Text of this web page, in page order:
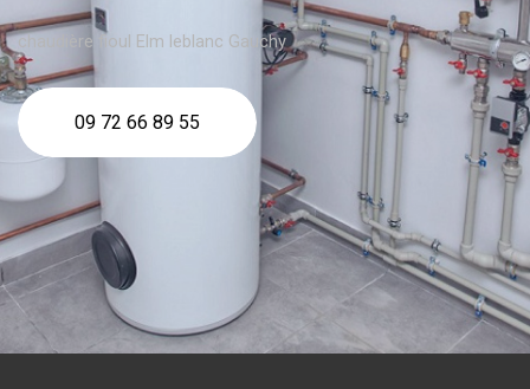
chaudière fioul Elm leblanc Gauchy
09 72 66 89 55